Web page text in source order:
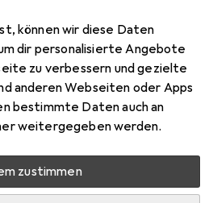
können wir diese Daten
dir personalisierte Angebote
zu verbessern und gezielte
anderen Webseiten oder Apps
bestimmte Daten auch an
weitergegeben werden.
zustimmen
Marke
Mehr von Dipos
Lager beim Drittanbieter